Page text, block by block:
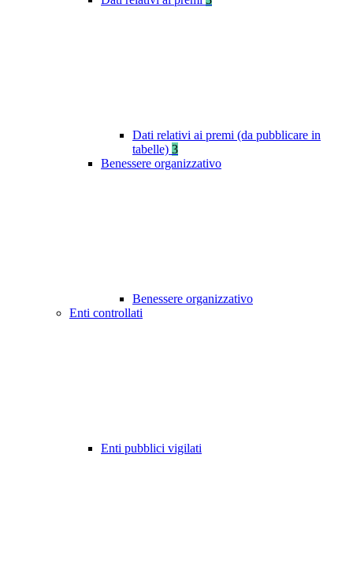
Dati relativi ai premi (da pubblicare in
tabelle) 3
Benessere organizzativo
Benessere organizzativo
Enti controllati
Enti pubblici vigilati